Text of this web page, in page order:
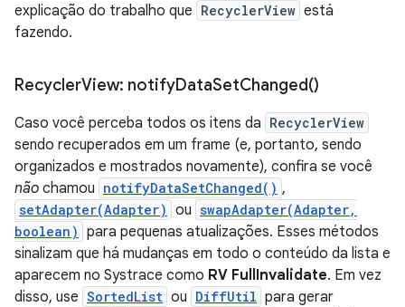
explicação do trabalho que RecyclerView está
fazendo.
RecyclerView: notifyDataSetChanged()
Caso você perceba todos os itens da RecyclerView
sendo recuperados em um frame (e, portanto, sendo
organizados e mostrados novamente), confira se você
não chamou notifyDataSetChanged() ,
setAdapter(Adapter) ou swapAdapter(Adapter,
boolean) para pequenas atualizações. Esses métodos
sinalizam que há mudanças em todo o conteúdo da lista e
aparecem no Systrace como RV FullInvalidate. Em vez
disso, use SortedList ou DiffUtil para gerar